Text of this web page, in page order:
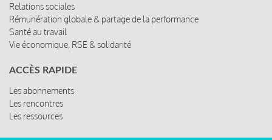
Relations sociales
Rémunération globale & partage de la performance
Santé au travail
Vie économique, RSE & solidarité
ACCÈS RAPIDE
Les abonnements
Les rencontres
Les ressources